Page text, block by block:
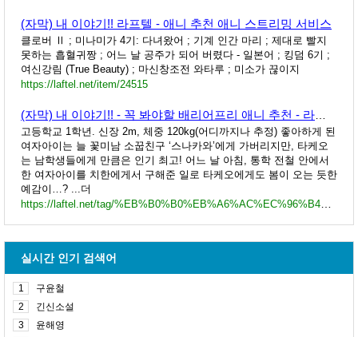
(자막) 내 이야기!! 라프텔 - 애니 추천 애니 스트리밍 서비스
클로버 Ⅱ ; 미나미가 4기: 다녀왔어 ; 기계 인간 마리 ; 제대로 빨지
못하는 흡혈귀짱 ; 어느 날 공주가 되어 버렸다 - 일본어 ; 킹덤 6기 ;
여신강림 (True Beauty) ; 마신창조전 와타루 ; 미소가 끊이지
https://laftel.net/item/24515
고등학교 1학년. 신장 2m, 체중 120kg(어디까지나 추정) 좋아하게 된
여자아이는 늘 꽃미남 소꿉친구 ‘스나카와’에게 가버리지만, 타케오
는 남학생들에게 만큼은 인기 최고! 어느 날 아침, 통학 전철 안에서
한 여자아이를 치한에게서 구해준 일로 타케오에게도 봄이 오는 듯한
예감이…? ...더
실시간 인기 검색어
1
구윤철
2
긴신소설
3
윤해영